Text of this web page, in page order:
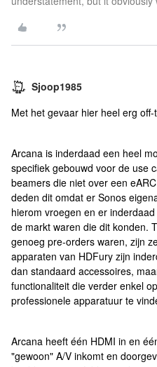
Sjoop1985
Met het gevaar hier heel erg
Arcana is inderdaad een heel
specifiek gebouwd voor de use
beamers die niet over een
deden dit omdat er Sonos
hierom vroegen en er
de markt waren die dit konden.
genoeg pre-orders waren, zijn
apparaten van HDFury zijn
dan standaard accessoires,
functionaliteit die verder enkel
professionele apparatuur te
Arcana heeft één HDMI in en
"gewoon" A/V inkomt en